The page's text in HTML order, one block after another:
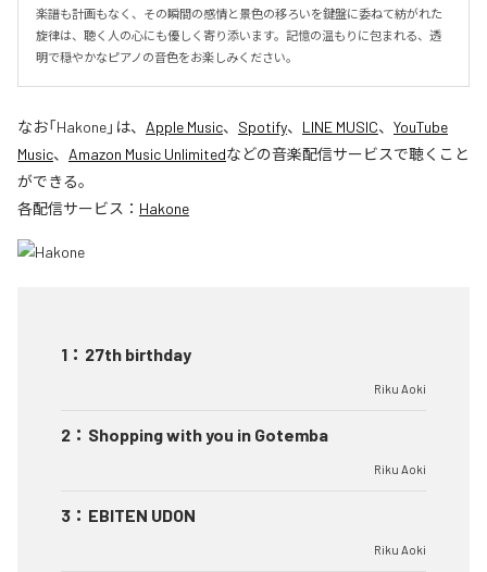
楽譜も計画もなく、その瞬間の感情と景色の移ろいを鍵盤に委ねて紡がれた
旋律は、聴く人の心にも優しく寄り添います。記憶の温もりに包まれる、透
明で穏やかなピアノの音色をお楽しみください。
なお「Hakone」は、 Apple Music、 Spotify、 LINE MUSIC、 YouTube
Music、 Amazon Music Unlimitedなどの音楽配信サービスで聴くこと
ができる。
各配信サービス： Hakone
1 ： 27th birthday
Riku Aoki
2 ： Shopping with you in Gotemba
Riku Aoki
3 ： EBITEN UDON
Riku Aoki